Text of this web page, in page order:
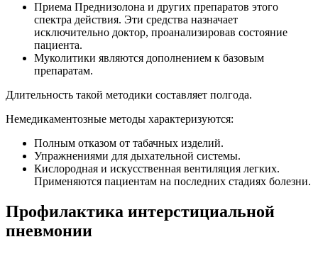
Приема Преднизолона и других препаратов этого
спектра действия. Эти средства назначает
исключительно доктор, проанализировав состояние
пациента.
Муколитики являются дополнением к базовым
препаратам.
Длительность такой методики составляет полгода.
Немедикаментозные методы характеризуются:
Полным отказом от табачных изделий.
Упражнениями для дыхательной системы.
Кислородная и искусственная вентиляция легких.
Применяются пациентам на последних стадиях болезни.
Профилактика интерстициальной
пневмонии